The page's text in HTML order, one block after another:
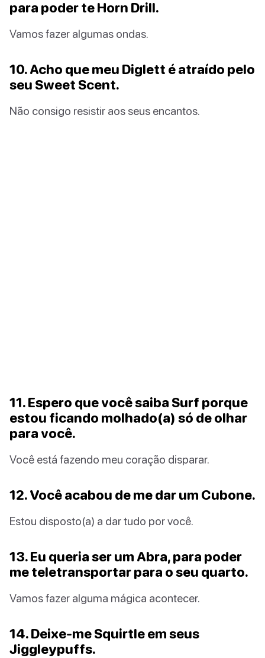
para poder te Horn Drill.
Vamos fazer algumas ondas.
10. Acho que meu Diglett é atraído pelo
seu Sweet Scent.
Não consigo resistir aos seus encantos.
11. Espero que você saiba Surf porque
estou ficando molhado(a) só de olhar
para você.
Você está fazendo meu coração disparar.
12. Você acabou de me dar um Cubone.
Estou disposto(a) a dar tudo por você.
13. Eu queria ser um Abra, para poder
me teletransportar para o seu quarto.
Vamos fazer alguma mágica acontecer.
14. Deixe-me Squirtle em seus
Jiggleypuffs.